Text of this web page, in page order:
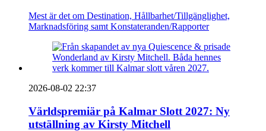
Mest är det om Destination, Hållbarhet/Tillgänglighet,
Marknadsföring samt Konstateranden/Rapporter
2026-08-02 22:37
Världspremiär på Kalmar Slott 2027: Ny
utställning av Kirsty Mitchell